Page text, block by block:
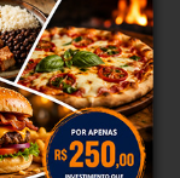
levantou a
lesão quando
para passar
Uma